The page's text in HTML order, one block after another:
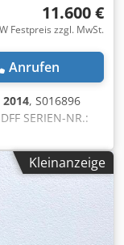
11.600 €
Festpreis zzgl. MwSt.
Anrufen
2014, S016896
SERIEN-NR.:
LEISTUNG
DRUCK (bar):
ja,
WASSER): Luft
Kleinanzeige